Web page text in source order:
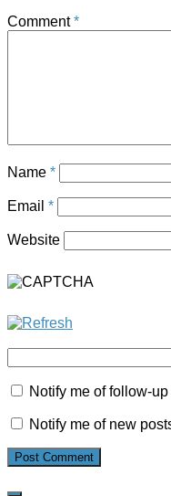
Comment*
Name *
Email *
Website
Notify me of follow-
Notify me of new